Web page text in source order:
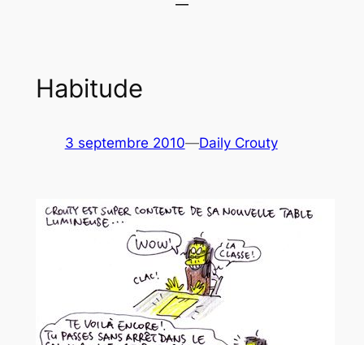
Habitude
3 septembre 2010—Daily Crouty